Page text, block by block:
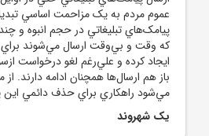
عموم مردم به يک مزاحمت اساسي
پيامک‌هاي تبليغاتي در حجم انبوه و
که وقت و بي‌وقت ارسال مي‌شوند
ايجاد کرده و علي‌رغم لغو درخواست
باز هم ارسال‌ها همچنان ادامه دارند.
مي‌شود راهکاري براي حذف دائمي اين
يک شهروند